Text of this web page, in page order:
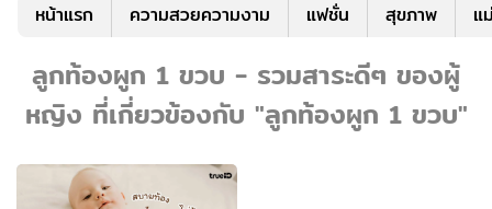
หน้าแรก ความสวยความงาม แฟชั่น สุขภาพ แ
ลูกท้องผูก 1 ขวบ - รวมสาระดีๆ ของผู้
หญิง ที่เกี่ยวข้องกับ "ลูกท้องผูก 1 ขวบ"